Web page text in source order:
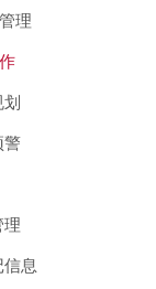
理
警
理
息